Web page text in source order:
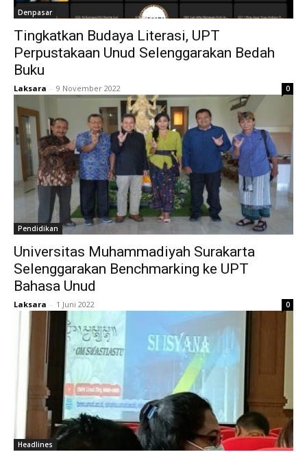
Denpasar
Tingkatkan Budaya Literasi, UPT
Perpustakaan Unud Selenggarakan Bedah
Buku
Laksara - 9 November 2022 0
Pendidikan
Universitas Muhammadiyah Surakarta
Selenggarakan Benchmarking ke UPT
Bahasa Unud
Laksara - 1 Juni 2022 0
Headlines